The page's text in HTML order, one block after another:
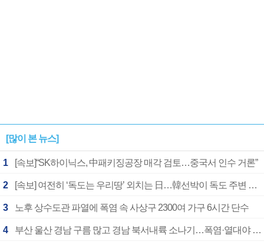
[많이 본 뉴스]
1 [속보]“SK하이닉스, 中패키징공장 매각 검토…중국서 인수 거론”
2 [속보] 여전히 ‘독도는 우리땅’ 외치는 日…韓선박이 독도 주변 해양조사 활동하자 반발
3 노후 상수도관 파열에 폭염 속 사상구 2300여 가구 6시간 단수
4 부산 울산 경남 구름 많고 경남 북서내륙 소나기…폭염·열대야 계속